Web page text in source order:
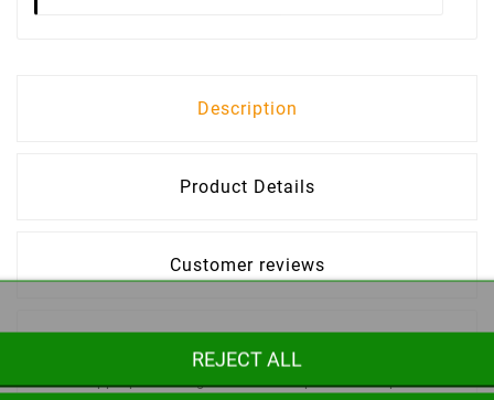
Description
Product Details
Customer reviews
grande perte d’eau. La combinaison des teneurs en sels et
REJECT ALL